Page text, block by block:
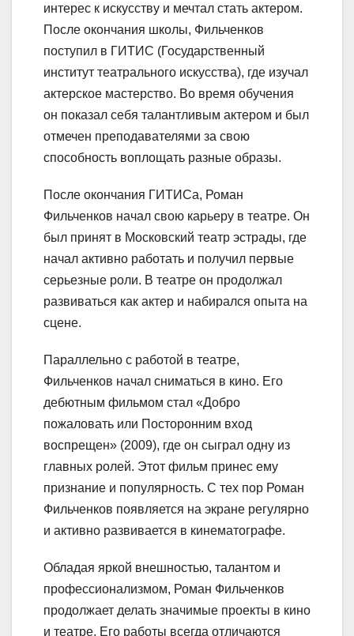
интерес к искусству и мечтал стать актером.
После окончания школы, Фильченков
поступил в ГИТИС (Государственный
институт театрального искусства), где изучал
актерское мастерство. Во время обучения
он показал себя талантливым актером и был
отмечен преподавателями за свою
способность воплощать разные образы.
После окончания ГИТИСа, Роман
Фильченков начал свою карьеру в театре. Он
был принят в Московский театр эстрады, где
начал активно работать и получил первые
серьезные роли. В театре он продолжал
развиваться как актер и набирался опыта на
сцене.
Параллельно с работой в театре,
Фильченков начал сниматься в кино. Его
дебютным фильмом стал «Добро
пожаловать или Посторонним вход
воспрещен» (2009), где он сыграл одну из
главных ролей. Этот фильм принес ему
признание и популярность. С тех пор Роман
Фильченков появляется на экране регулярно
и активно развивается в кинематографе.
Обладая яркой внешностью, талантом и
профессионализмом, Роман Фильченков
продолжает делать значимые проекты в кино
и театре. Его работы всегда отличаются